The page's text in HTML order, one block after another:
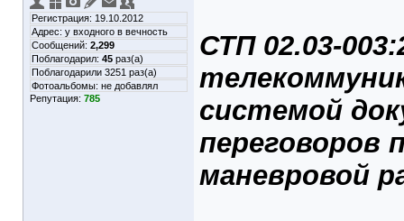
Регистрация: 19.10.2012
Адрес: у входного в вечность
Сообщений: 2,299
Поблагодарил: 45 раз(а)
Поблагодарили 3251 раз(а)
Фотоальбомы: не добавлял
Репутация: 785
СТП 02.03-
системой
переговоров
маневровой